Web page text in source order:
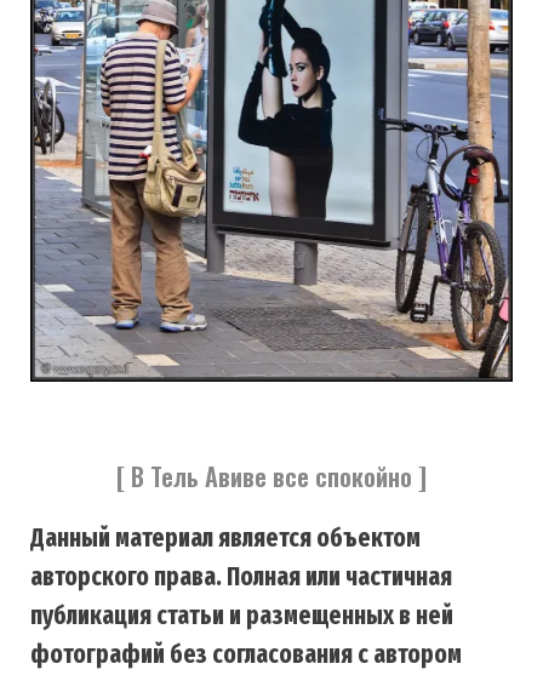
[ В Тель Авиве все спокойно ]
Данный материал является объектом
авторского права. Полная или частичная
публикация статьи и размещенных в ней
фотографий без согласования с автором